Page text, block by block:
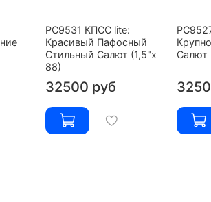
РС9531 КПСС lite:
Красивый Пафосный
Стильный Салют (1,5"х
88)
32500 руб
Салют